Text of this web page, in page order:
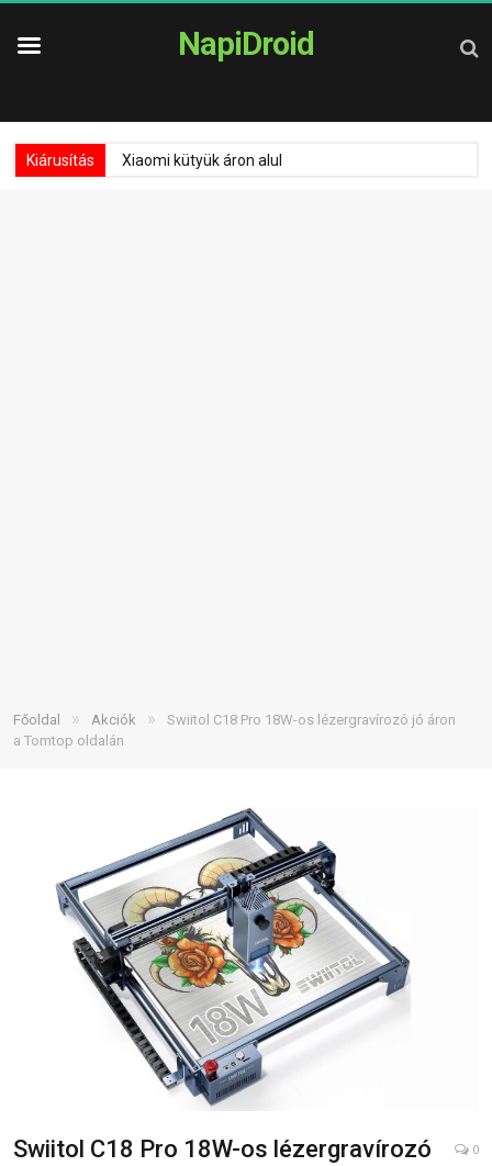
NapiDroid
Kiárusítás Xiaomi kütyük áron alul
Főoldal » Akciók »
Swiitol C18 Pro 18W-os lézergravírozó jó áron
a Tomtop oldalán
Swiitol C18 Pro 18W-os lézergravírozó
0